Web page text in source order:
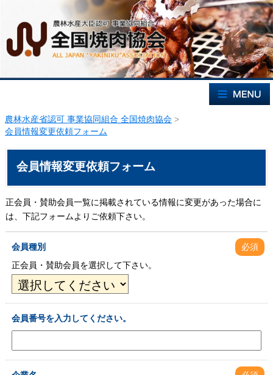
農林水産省認可 事業協同組合 全国焼肉協会 >
会員情報変更依頼フォーム
会員情報変更依頼フォーム
正会員・賛助会員一覧に掲載されている情報に変更があった場合に
は、下記フォームよりご依頼下さい。
会員種別
必須
正会員・賛助会員を選択して下さい。
会員番号を入力してください。